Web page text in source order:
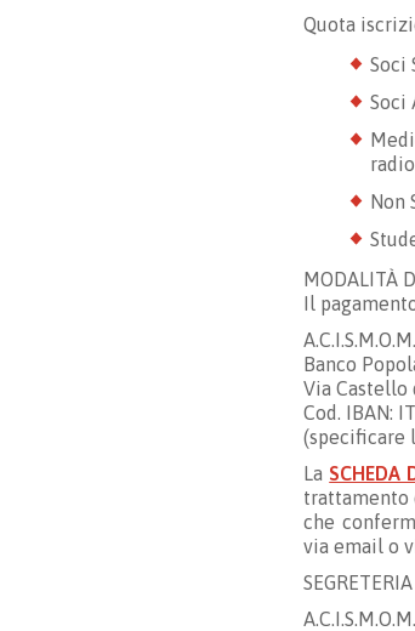
Quota
Soci
Soci
Non
MODALITÀ
Il
A.C.I.S.M.O.M.
Banco
Via Castello
Cod. IBAN:
(specificare
La SCHEDA
trattamento
che
via email o
A.C.I.S.M.O.M.